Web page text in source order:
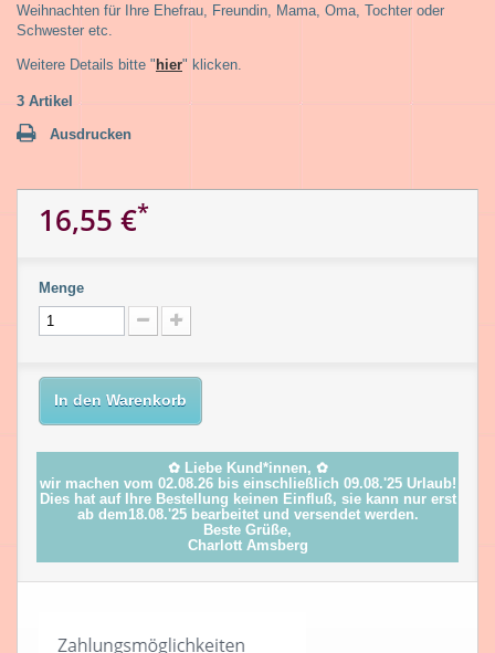
Weihnachten für Ihre Ehefrau, Freundin, Mama, Oma, Tochter oder
Schwester etc.
Weitere Details bitte "hier" klicken.
3 Artikel
Ausdrucken
16,55 €*
Menge
In den Warenkorb
✿ Liebe Kund*innen, ✿
wir machen vom 02.08.26 bis einschließlich 09.08.'25 Urlaub!
Dies hat auf Ihre Bestellung keinen Einfluß, sie kann nur erst
ab dem18.08.'25 bearbeitet und versendet werden.
Beste Grüße,
Charlott Amsberg